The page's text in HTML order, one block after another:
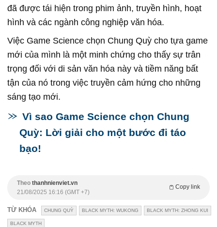
đã được tái hiện trong phim ảnh, truyền hình, hoạt
hình và các ngành công nghiệp văn hóa.
Việc Game Science chọn Chung Quỳ cho tựa game
mới của mình là một minh chứng cho thấy sự trân
trọng đối với di sản văn hóa này và tiềm năng bất
tận của nó trong việc truyền cảm hứng cho những
sáng tạo mới.
Vì sao Game Science chọn Chung
Quỳ: Lời giải cho một bước đi táo
bạo!
Theo thanhnienviet.vn
Copy link
21/08/2025 16:16 (GMT +7)
TỪ KHÓA CHUNG QUỲ BLACK MYTH: WUKONG BLACK MYTH: ZHONG KUI
BLACK MYTH